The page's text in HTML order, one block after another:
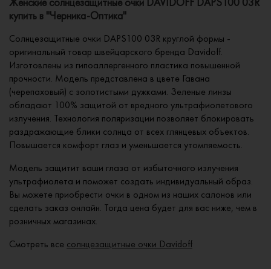
купить в "Черника-Оптика"
Солнцезащитные очки DAPS100 03R круглой формы -
оригинальный товар швейцарского бренда Davidoff.
Изготовлены из гипоаллергенного пластика повышенной
прочности. Модель представлена в цвете Гавана
(черепаховый) с золотистыми дужками. Зеленые линзы
обладают 100% защитой от вредного ультрафиолетового
излучения. Технология поляризации позволяет блокировать
раздражающие блики солнца от всех глянцевых объектов.
Повышается комфорт глаз и уменьшается утомляемость.
Модель защитит ваши глаза от избыточного излучения
ультрафиолета и поможет создать индивидуальный образ.
Вы можете приобрести очки в одном из наших салонов или
сделать заказ онлайн. Тогда цена будет для вас ниже, чем в
розничных магазинах.
Смотреть все солнцезащитные очки Davidoff